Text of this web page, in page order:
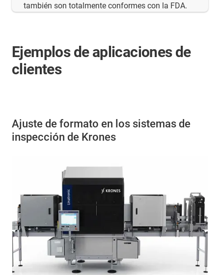
también son totalmente conformes con la FDA.
Ejemplos de aplicaciones de
clientes
Ajuste de formato en los sistemas de
inspección de Krones